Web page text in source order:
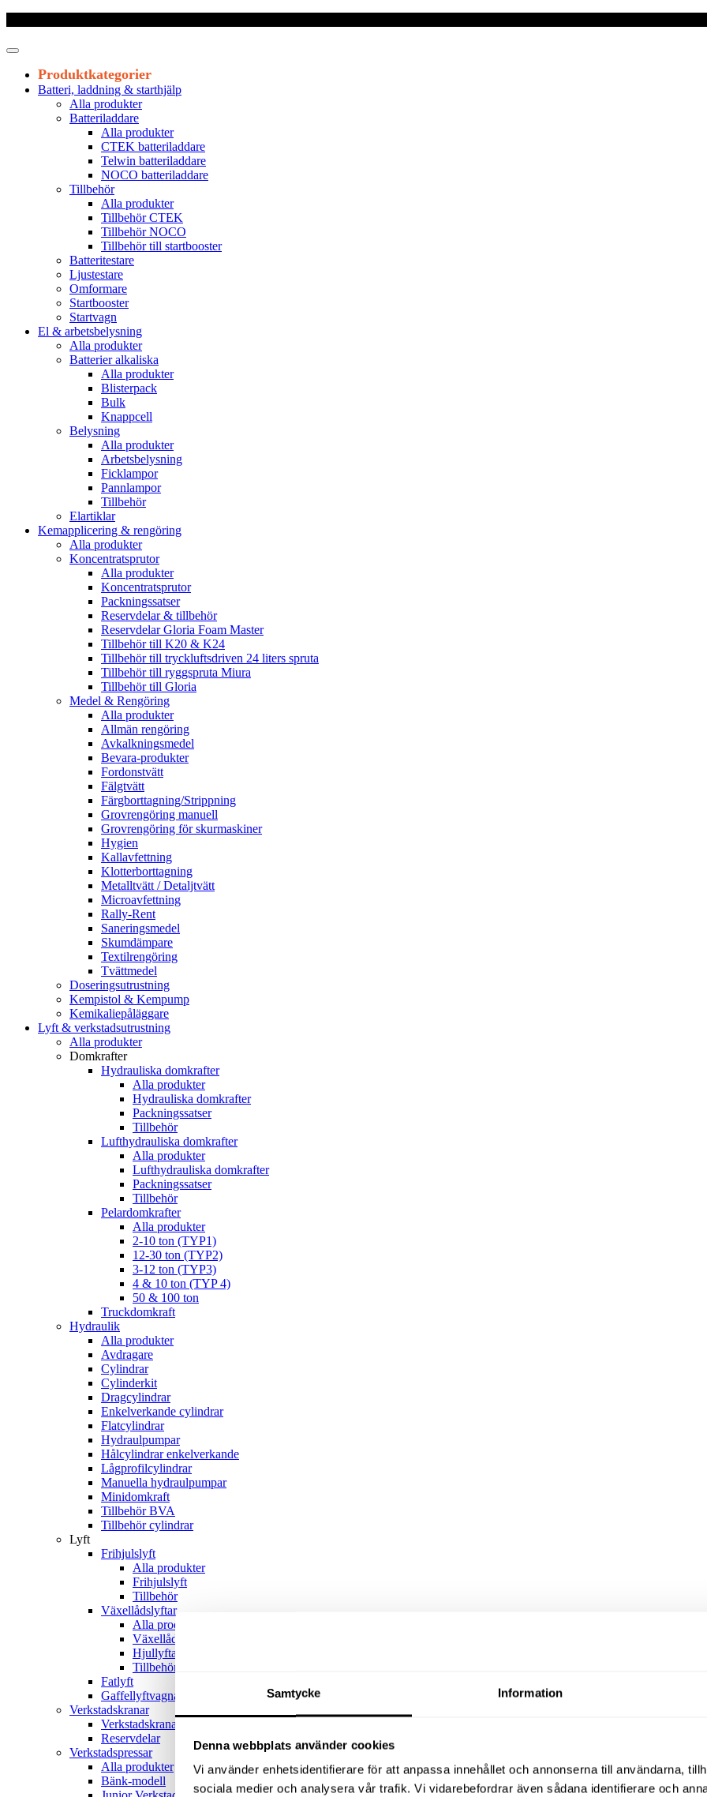
Samtycke Information
Denna webbplats använder cookies
Vi använder enhetsidentifierare för att anpassa innehållet och annonserna till användarna,
sociala medier och analysera vår trafik. Vi vidarebefordrar även sådana identifierare och
Produktkategorier
Batteri, laddning & starthjälp
Alla produkter
Batteriladdare
Alla produkter
CTEK batteriladdare
Telwin batteriladdare
NOCO batteriladdare
Tillbehör
Alla produkter
Tillbehör CTEK
Tillbehör NOCO
Tillbehör till startbooster
Batteritestare
Ljustestare
Omformare
Startbooster
Startvagn
El & arbetsbelysning
Alla produkter
Batterier alkaliska
Alla produkter
Blisterpack
Bulk
Knappcell
Belysning
Alla produkter
Arbetsbelysning
Ficklampor
Pannlampor
Tillbehör
Elartiklar
Kemapplicering & rengöring
Alla produkter
Koncentratsprutor
Alla produkter
Koncentratsprutor
Packningssatser
Reservdelar & tillbehör
Reservdelar Gloria Foam Master
Tillbehör till K20 & K24
Tillbehör till tryckluftsdriven 24 liters spruta
Tillbehör till ryggspruta Miura
Tillbehör till Gloria
Medel & Rengöring
Alla produkter
Allmän rengöring
Avkalkningsmedel
Bevara-produkter
Fordonstvätt
Fälgtvätt
Färgborttagning/Strippning
Grovrengöring manuell
Grovrengöring för skurmaskiner
Hygien
Kallavfettning
Klotterborttagning
Metalltvätt / Detaljtvätt
Microavfettning
Rally-Rent
Saneringsmedel
Skumdämpare
Textilrengöring
Tvättmedel
Doseringsutrustning
Kempistol & Kempump
Kemikaliepåläggare
Lyft & verkstadsutrustning
Alla produkter
Domkrafter
Hydrauliska domkrafter
Alla produkter
Hydrauliska domkrafter
Packningssatser
Tillbehör
Lufthydrauliska domkrafter
Alla produkter
Lufthydrauliska domkrafter
Packningssatser
Tillbehör
Pelardomkrafter
Alla produkter
2-10 ton (TYP1)
12-30 ton (TYP2)
3-12 ton (TYP3)
4 & 10 ton (TYP 4)
50 & 100 ton
Truckdomkraft
Hydraulik
Alla produkter
Avdragare
Cylindrar
Cylinderkit
Dragcylindrar
Enkelverkande cylindrar
Flatcylindrar
Hydraulpumpar
Hålcylindrar enkelverkande
Lågprofilcylindrar
Manuella hydraulpumpar
Minidomkraft
Tillbehör BVA
Tillbehör cylindrar
Lyft
Frihjulslyft
Alla produkter
Frihjulslyft
Tillbehör
Växellådslyftar
Alla produkter
Växellådslyftar
Hjullyftar
Tillbehör
Fatlyft
Gaffellyftvagnar
Verkstadskranar
Verkstadskranar
Reservdelar
Verkstadspressar
Alla produkter
Bänk-modell